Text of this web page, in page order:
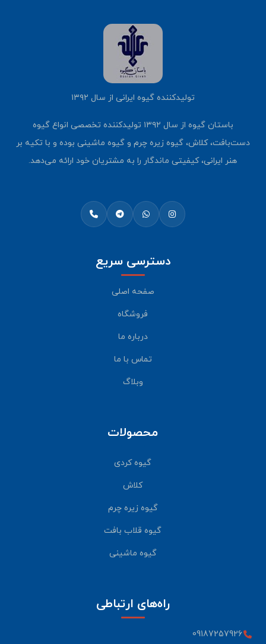
تولیدکننده گیوه ایرانی از سال ۱۳۹۲
باستان گیوه از سال ۱۳۹۲ تولیدکننده تخصصی انواع گیوه
دست‌بافت، کلاش، گیوه زیره چرم و گیوه ماشینی بوده و با تکیه بر
هنر ایرانی، کیفیتی ماندگار را به مشتریان خود ارائه می‌دهد.
دسترسی سریع
صفحه اصلی
فروشگاه
درباره ما
تماس با ما
وبلاگ
محصولات
گیوه کردی
کلاش
گیوه زیره چرم
گیوه قلاب بافت
گیوه ماشینی
راه‌های ارتباطی
09187257926